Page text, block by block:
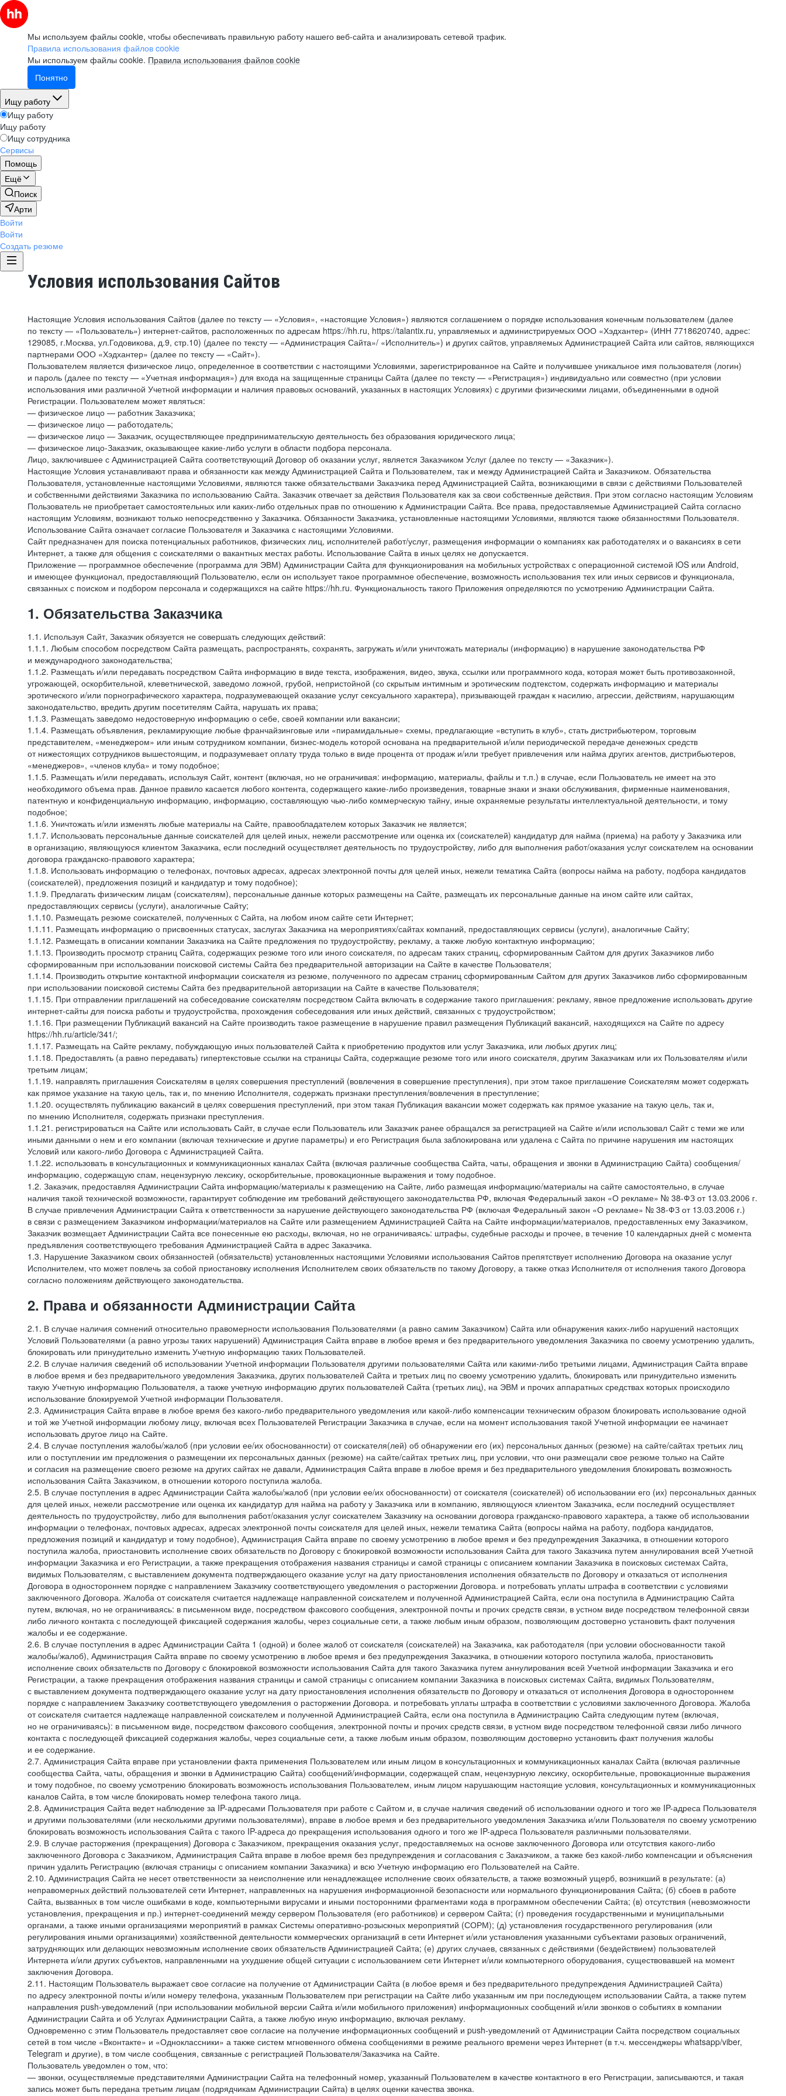
Мы используем файлы cookie, чтобы обеспечивать правильную работу нашего веб-сайта и анализировать сетевой трафик.
Правила использования файлов cookie
Мы используем файлы cookie. Правила использования файлов cookie
Понятно
Ищу работу
Ищу работу
Ищу работу
Ищу сотрудника
Сервисы
Помощь
Ещё
Поиск
Арти
Войти
Войти
Создать резюме
Условия использования Сайтов
Настоящие Условия использования Сайтов (далее по тексту — «Условия», «настоящие Условия») являются соглашением о порядке использования конечным пользователем (далее
по тексту — «Пользователь») интернет-сайтов, расположенных по адресам https://hh.ru, https://talantix.ru, управляемых и администрируемых ООО «Хэдхантер» (ИНН 7718620740, адрес:
129085, г.Москва, ул.Годовикова, д.9, стр.10) (далее по тексту — «Администрация Сайта»/ «Исполнитель») и других сайтов, управляемых Администрацией Сайта или сайтов, являющихся
партнерами ООО «Хэдхантер» (далее по тексту — «Сайт»).
Пользователем является физическое лицо, определенное в соответствии с настоящими Условиями, зарегистрированное на Сайте и получившее уникальное имя пользователя (логин)
и пароль (далее по тексту — «Учетная информация») для входа на защищенные страницы Сайта (далее по тексту — «Регистрация») индивидуально или совместно (при условии
использования ими различной Учетной информации и наличия правовых оснований, указанных в настоящих Условиях) с другими физическими лицами, объединенными в одной
Регистрации. Пользователем может являться:
— физическое лицо — работник Заказчика;
— физическое лицо — работодатель;
— физическое лицо — Заказчик, осуществляющее предпринимательскую деятельность без образования юридического лица;
— физическое лицо-Заказчик, оказывающее какие-либо услуги в области подбора персонала.
Лицо, заключившее с Администрацией Сайта соответствующий Договор об оказании услуг, является Заказчиком Услуг (далее по тексту — «Заказчик»).
Настоящие Условия устанавливают права и обязанности как между Администрацией Сайта и Пользователем, так и между Администрацией Сайта и Заказчиком. Обязательства
Пользователя, установленные настоящими Условиями, являются также обязательствами Заказчика перед Администрацией Сайта, возникающими в связи с действиями Пользователей
и собственными действиями Заказчика по использованию Сайта. Заказчик отвечает за действия Пользователя как за свои собственные действия. При этом согласно настоящим Условиям
Пользователь не приобретает самостоятельных или каких-либо отдельных прав по отношению к Администрации Сайта. Все права, предоставляемые Администрацией Сайта согласно
настоящим Условиям, возникают только непосредственно у Заказчика. Обязанности Заказчика, установленные настоящими Условиями, являются также обязанностями Пользователя.
Использование Сайта означает согласие Пользователя и Заказчика с настоящими Условиями.
Сайт предназначен для поиска потенциальных работников, физических лиц, исполнителей работ/услуг, размещения информации о компаниях как работодателях и о вакансиях в сети
Интернет, а также для общения с соискателями о вакантных местах работы. Использование Сайта в иных целях не допускается.
Приложение — программное обеспечение (программа для ЭВМ) Администрации Сайта для функционирования на мобильных устройствах с операционной системой iOS или Android,
и имеющее функционал, предоставляющий Пользователю, если он использует такое программное обеспечение, возможность использования тех или иных сервисов и функционала,
связанных с поиском и подбором персонала и содержащихся на сайте https://hh.ru. Функциональность такого Приложения определяются по усмотрению Администрации Сайта.
1. Обязательства Заказчика
1.1. Используя Сайт, Заказчик обязуется не совершать следующих действий:
1.1.1. Любым способом посредством Сайта размещать, распространять, сохранять, загружать и/или уничтожать материалы (информацию) в нарушение законодательства РФ
и международного законодательства;
1.1.2. Размещать и/или передавать посредством Сайта информацию в виде текста, изображения, видео, звука, ссылки или программного кода, которая может быть противозаконной,
угрожающей, оскорбительной, клеветнической, заведомо ложной, грубой, непристойной (со скрытым интимным и эротическим подтекстом, содержать информацию и материалы
эротического и/или порнографического характера, подразумевающей оказание услуг сексуального характера), призывающей граждан к насилию, агрессии, действиям, нарушающим
законодательство, вредить другим посетителям Сайта, нарушать их права;
1.1.3. Размещать заведомо недостоверную информацию о себе, своей компании или вакансии;
1.1.4. Размещать объявления, рекламирующие любые франчайзинговые или «пирамидальные» схемы, предлагающие «вступить в клуб», стать дистрибьютером, торговым
представителем, «менеджером» или иным сотрудником компании, бизнес-модель которой основана на предварительной и/или периодической передаче денежных средств
от нижестоящих сотрудников вышестоящим, и подразумевает оплату труда только в виде процента от продаж и/или требует привлечения или найма других агентов, дистрибьютеров,
«менеджеров», «членов клуба» и тому подобное;
1.1.5. Размещать и/или передавать, используя Сайт, контент (включая, но не ограничивая: информацию, материалы, файлы и т.п.) в случае, если Пользователь не имеет на это
необходимого объема прав. Данное правило касается любого контента, содержащего какие-либо произведения, товарные знаки и знаки обслуживания, фирменные наименования,
патентную и конфиденциальную информацию, информацию, составляющую чью-либо коммерческую тайну, иные охраняемые результаты интеллектуальной деятельности, и тому
подобное;
1.1.6. Уничтожать и/или изменять любые материалы на Сайте, правообладателем которых Заказчик не является;
1.1.7. Использовать персональные данные соискателей для целей иных, нежели рассмотрение или оценка их (соискателей) кандидатур для найма (приема) на работу у Заказчика или
в организацию, являющуюся клиентом Заказчика, если последний осуществляет деятельность по трудоустройству, либо для выполнения работ/оказания услуг соискателем на основании
договора гражданско-правового характера;
1.1.8. Использовать информацию о телефонах, почтовых адресах, адресах электронной почты для целей иных, нежели тематика Сайта (вопросы найма на работу, подбора кандидатов
(соискателей), предложения позиций и кандидатур и тому подобное);
1.1.9. Предлагать физическим лицам (соискателям), персональные данные которых размещены на Сайте, размещать их персональные данные на ином сайте или сайтах,
предоставляющих сервисы (услуги), аналогичные Сайту;
1.1.10. Размещать резюме соискателей, полученных c Сайта, на любом ином сайте сети Интернет;
1.1.11. Размещать информацию о присвоенных статусах, заслугах Заказчика на мероприятиях/сайтах компаний, предоставляющих сервисы (услуги), аналогичные Сайту;
1.1.12. Размещать в описании компании Заказчика на Сайте предложения по трудоустройству, рекламу, а также любую контактную информацию;
1.1.13. Производить просмотр страниц Сайта, содержащих резюме того или иного соискателя, по адресам таких страниц, сформированным Сайтом для других Заказчиков либо
сформированным при использовании поисковой системы Сайта без предварительной авторизации на Сайте в качестве Пользователя;
1.1.14. Производить открытие контактной информации соискателя из резюме, полученного по адресам страниц сформированным Сайтом для других Заказчиков либо сформированным
при использовании поисковой системы Сайта без предварительной авторизации на Сайте в качестве Пользователя;
1.1.15. При отправлении приглашений на собеседование соискателям посредством Сайта включать в содержание такого приглашения: рекламу, явное предложение использовать другие
интернет-сайты для поиска работы и трудоустройства, прохождения собеседования или иных действий, связанных с трудоустройством;
1.1.16. При размещении Публикаций вакансий на Сайте производить такое размещение в нарушение правил размещения Публикаций вакансий, находящихся на Сайте по адресу
https://hh.ru/article/341/;
1.1.17. Размещать на Сайте рекламу, побуждающую иных пользователей Сайта к приобретению продуктов или услуг Заказчика, или любых других лиц;
1.1.18. Предоставлять (а равно передавать) гипертекстовые ссылки на страницы Сайта, содержащие резюме того или иного соискателя, другим Заказчикам или их Пользователям и\или
третьим лицам;
1.1.19. направлять приглашения Соискателям в целях совершения преступлений (вовлечения в совершение преступления), при этом такое приглашение Соискателям может содержать
как прямое указание на такую цель, так и, по мнению Исполнителя, содержать признаки преступления/вовлечения в преступление;
1.1.20. осуществлять публикацию вакансий в целях совершения преступлений, при этом такая Публикация вакансии может содержать как прямое указание на такую цель, так и,
по мнению Исполнителя, содержать признаки преступления.
1.1.21. регистрироваться на Сайте или использовать Сайт, в случае если Пользователь или Заказчик ранее обращался за регистрацией на Сайте и/или использовал Сайт с теми же или
иными данными о нем и его компании (включая технические и другие параметры) и его Регистрация была заблокирована или удалена с Сайта по причине нарушения им настоящих
Условий или какого-либо Договора с Администрацией Сайта.
1.1.22. использовать в консультационных и коммуникационных каналах Сайта (включая различные сообщества Сайта, чаты, обращения и звонки в Администрацию Сайта) сообщения/
информацию, содержащую спам, нецензурную лексику, оскорбительные, провокационные выражения и тому подобное.
1.2. Заказчик, предоставляя Администрации Сайта информацию/материалы к размещению на Сайте, либо размещая информацию/материалы на сайте самостоятельно, в случае
наличия такой технической возможности, гарантирует соблюдение им требований действующего законодательства РФ, включая Федеральный закон «О рекламе» № 38-ФЗ от 13.03.2006 г.
В случае привлечения Администрации Сайта к ответственности за нарушение действующего законодательства РФ (включая Федеральный закон «О рекламе» № 38-ФЗ от 13.03.2006 г.)
в связи с размещением Заказчиком информации/материалов на Сайте или размещением Администрацией Сайта на Сайте информации/материалов, предоставленных ему Заказчиком,
Заказчик возмещает Администрации Сайта все понесенные ею расходы, включая, но не ограничиваясь: штрафы, судебные расходы и прочее, в течение 10 календарных дней с момента
предъявления соответствующего требования Администрацией Сайта в адрес Заказчика.
1.3. Нарушение Заказчиком своих обязанностей (обязательств) установленных настоящими Условиями использования Сайтов препятствует исполнению Договора на оказание услуг
Исполнителем, что может повлечь за собой приостановку исполнения Исполнителем своих обязательств по такому Договору, а также отказ Исполнителя от исполнения такого Договора
согласно положениям действующего законодательства.
2. Права и обязанности Администрации Сайта
2.1. В случае наличия сомнений относительно правомерности использования Пользователями (а равно самим Заказчиком) Сайта или обнаружения каких-либо нарушений настоящих
Условий Пользователями (а равно угрозы таких нарушений) Администрация Сайта вправе в любое время и без предварительного уведомления Заказчика по своему усмотрению удалить,
блокировать или принудительно изменить Учетную информацию таких Пользователей.
2.2. В случае наличия сведений об использовании Учетной информации Пользователя другими пользователями Сайта или какими-либо третьими лицами, Администрация Сайта вправе
в любое время и без предварительного уведомления Заказчика, других пользователей Сайта и третьих лиц по своему усмотрению удалить, блокировать или принудительно изменить
такую Учетную информацию Пользователя, а также учетную информацию других пользователей Сайта (третьих лиц), на ЭВМ и прочих аппаратных средствах которых происходило
использование блокируемой Учетной информации Пользователя.
2.3. Администрация Сайта вправе в любое время без какого-либо предварительного уведомления или какой-либо компенсации техническим образом блокировать использование одной
и той же Учетной информации любому лицу, включая всех Пользователей Регистрации Заказчика в случае, если на момент использования такой Учетной информации ее начинает
использовать другое лицо на Сайте.
2.4. В случае поступления жалобы/жалоб (при условии ее/их обоснованности) от соискателя(лей) об обнаружении его (их) персональных данных (резюме) на сайте/сайтах третьих лиц
или о поступлении им предложения о размещении их персональных данных (резюме) на сайте/сайтах третьих лиц, при условии, что они размещали свое резюме только на Сайте
и согласия на размещение своего резюме на других сайтах не давали, Администрация Сайта вправе в любое время и без предварительного уведомления блокировать возможность
использования Сайта Заказчиком, в отношении которого поступила жалоба.
2.5. В случае поступления в адрес Администрации Сайта жалобы/жалоб (при условии ее/их обоснованности) от соискателя (соискателей) об использовании его (их) персональных данных
для целей иных, нежели рассмотрение или оценка их кандидатур для найма на работу у Заказчика или в компанию, являющуюся клиентом Заказчика, если последний осуществляет
деятельность по трудоустройству, либо для выполнения работ/оказания услуг соискателем Заказчику на основании договора гражданско-правового характера, а также об использовании
информации о телефонах, почтовых адресах, адресах электронной почты соискателя для целей иных, нежели тематика Сайта (вопросы найма на работу, подбора кандидатов,
предложения позиций и кандидатур и тому подобное), Администрация Сайта вправе по своему усмотрению в любое время и без предупреждения Заказчика, в отношении которого
поступила жалоба, приостановить исполнение своих обязательств по Договору с блокировкой возможности использования Сайта для такого Заказчика путем аннулирования всей Учетной
информации Заказчика и его Регистрации, а также прекращения отображения названия страницы и самой страницы с описанием компании Заказчика в поисковых системах Сайта,
видимых Пользователям, с выставлением документа подтверждающего оказание услуг на дату приостановления исполнения обязательств по Договору и отказаться от исполнения
Договора в одностороннем порядке с направлением Заказчику соответствующего уведомления о расторжении Договора. и потребовать уплаты штрафа в соответствии с условиями
заключенного Договора. Жалоба от соискателя считается надлежаще направленной соискателем и полученной Администрацией Сайта, если она поступила в Администрацию Сайта
путем, включая, но не ограничиваясь: в письменном виде, посредством факсового сообщения, электронной почты и прочих средств связи, в устном виде посредством телефонной связи
либо личного контакта с последующей фиксацией содержания жалобы, через социальные сети, а также любым иным образом, позволяющим достоверно установить факт получения
жалобы и ее содержание.
2.6. В случае поступления в адрес Администрации Сайта 1 (одной) и более жалоб от соискателя (соискателей) на Заказчика, как работодателя (при условии обоснованности такой
жалобы/жалоб), Администрация Сайта вправе по своему усмотрению в любое время и без предупреждения Заказчика, в отношении которого поступила жалоба, приостановить
исполнение своих обязательств по Договору с блокировкой возможности использования Сайта для такого Заказчика путем аннулирования всей Учетной информации Заказчика и его
Регистрации, а также прекращения отображения названия страницы и самой страницы с описанием компании Заказчика в поисковых системах Сайта, видимых Пользователям,
с выставлением документа подтверждающего оказание услуг на дату приостановления исполнения обязательств по Договору и отказаться от исполнения Договора в одностороннем
порядке с направлением Заказчику соответствующего уведомления о расторжении Договора. и потребовать уплаты штрафа в соответствии с условиями заключенного Договора. Жалоба
от соискателя считается надлежаще направленной соискателем и полученной Администрацией Сайта, если она поступила в Администрацию Сайта следующим путем (включая,
но не ограничиваясь): в письменном виде, посредством факсового сообщения, электронной почты и прочих средств связи, в устном виде посредством телефонной связи либо личного
контакта с последующей фиксацией содержания жалобы, через социальные сети, а также любым иным образом, позволяющим достоверно установить факт получения жалобы
и ее содержание.
2.7. Администрация Сайта вправе при установлении факта применения Пользователем или иным лицом в консультационных и коммуникационных каналах Сайта (включая различные
сообщества Сайта, чаты, обращения и звонки в Администрацию Сайта) сообщений/информации, содержащей спам, нецензурную лексику, оскорбительные, провокационные выражения
и тому подобное, по своему усмотрению блокировать возможность использования Пользователем, иным лицом нарушающим настоящие условия, консультационных и коммуникационных
каналов Сайта, в том числе блокировать номер телефона такого лица.
2.8. Администрация Сайта ведет наблюдение за IP-адресами Пользователя при работе с Сайтом и, в случае наличия сведений об использовании одного и того же IP-адреса Пользователя
и другими пользователями (или несколькими другими пользователями), вправе в любое время и без предварительного уведомления Заказчика и/или Пользователя по своему усмотрению
блокировать возможность использования Сайта с такого IP-адреса до прекращения использования одного и того же IP-адреса Пользователя различными пользователями.
2.9. В случае расторжения (прекращения) Договора с Заказчиком, прекращения оказания услуг, предоставляемых на основе заключенного Договора или отсутствия какого-либо
заключенного Договора с Заказчиком, Администрация Сайта вправе в любое время без предупреждения и согласования с Заказчиком, а также без какой-либо компенсации и объяснения
причин удалить Регистрацию (включая страницы с описанием компании Заказчика) и всю Учетную информацию его Пользователей на Сайте.
2.10. Администрация Сайта не несет ответственности за неисполнение или ненадлежащее исполнение своих обязательств, а также возможный ущерб, возникший в результате: (а)
неправомерных действий пользователей сети Интернет, направленных на нарушения информационной безопасности или нормального функционирования Сайта; (б) сбоев в работе
Сайта, вызванных в том числе ошибками в коде, компьютерными вирусами и иными посторонними фрагментами кода в программном обеспечении Сайта; (в) отсутствия (невозможности
установления, прекращения и пр.) интернет-соединений между сервером Пользователя (его работников) и сервером Сайта; (г) проведения государственными и муниципальными
органами, а также иными организациями мероприятий в рамках Системы оперативно-розыскных мероприятий (СОРМ); (д) установления государственного регулирования (или
регулирования иными организациями) хозяйственной деятельности коммерческих организаций в сети Интернет и/или установления указанными субъектами разовых ограничений,
затрудняющих или делающих невозможным исполнение своих обязательств Администрацией Сайта; (е) других случаев, связанных с действиями (бездействием) пользователей
Интернета и/или других субъектов, направленными на ухудшение общей ситуации с использованием сети Интернет и/или компьютерного оборудования, существовавшей на момент
заключения Договора.
2.11. Настоящим Пользователь выражает свое согласие на получение от Администрации Сайта (в любое время и без предварительного предупреждения Администрацией Сайта)
по адресу электронной почты и/или номеру телефона, указанным Пользователем при регистрации на Сайте либо указанным им при последующем использовании Сайта, а также путем
направления push-уведомлений (при использовании мобильной версии Сайта и/или мобильного приложения) информационных сообщений и/или звонков о событиях в компании
Администрации Сайта и об Услугах Администрации Сайта, а также любую иную информацию, включая рекламу.
Одновременно с этим Пользователь предоставляет свое согласие на получение информационных сообщений и push-уведомлений от Администрации Сайта посредством социальных
сетей в том числе «Вконтакте» и «Одноклассники» а также систем мгновенного обмена сообщениями в режиме реального времени через Интернет (в т.ч. мессенджеры whatsapp/viber,
Telegram и другие), в том числе сообщения, связанные с регистрацией Пользователя/Заказчика на Сайте.
Пользователь уведомлен о том, что:
— звонки, осуществляемые представителями Администрации Сайта на телефонный номер, указанный Пользователем в качестве контактного в его Регистрации, записываются, и такая
запись может быть передана третьим лицам (подрядчикам Администрации Сайта) в целях оценки качества звонка.